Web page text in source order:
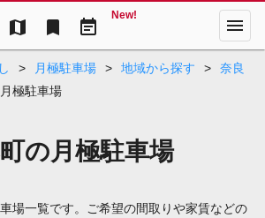
map bookmark event_note
New! menu
> 月極駐車場 > 地域から探す >
奈良
極駐車場
の月極駐車場
場一覧です。ご希望の間取りや家賃などの